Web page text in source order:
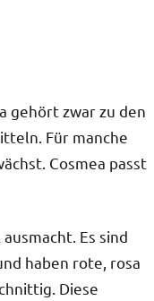
gehört zwar zu den
Für manche
Cosmea passt
Es sind
haben rote, rosa
Diese